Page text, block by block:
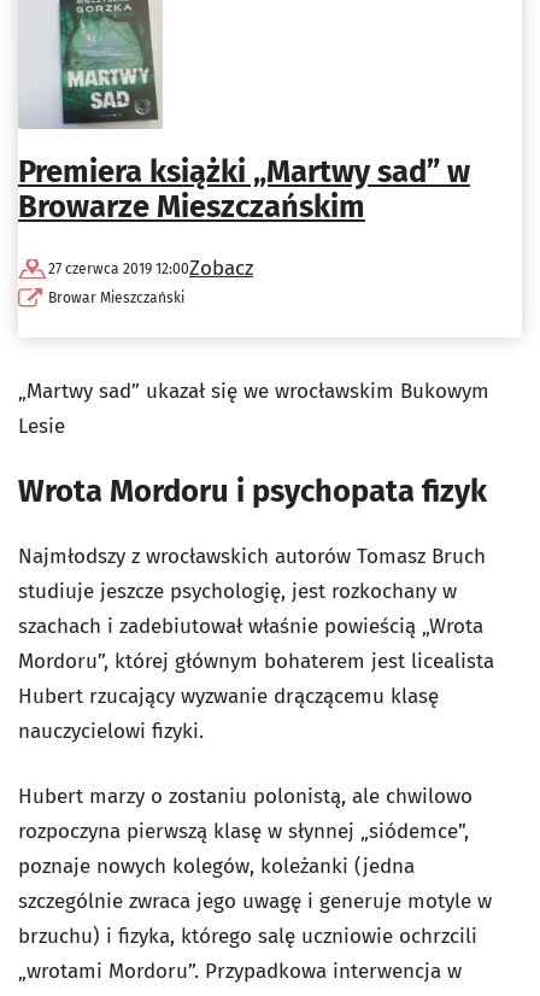
Premiera książki „Martwy sad” w
Browarze Mieszczańskim
27 czerwca 2019 12:00
Browar Mieszczański
Zobacz
„Martwy sad” ukazał się we wrocławskim Bukowym
Lesie
Wrota Mordoru i psychopata fizyk
Najmłodszy z wrocławskich autorów Tomasz Bruch
studiuje jeszcze psychologię, jest rozkochany w
szachach i zadebiutował właśnie powieścią „Wrota
Mordoru”, której głównym bohaterem jest licealista
Hubert rzucający wyzwanie drączącemu klasę
nauczycielowi fizyki.
Hubert marzy o zostaniu polonistą, ale chwilowo
rozpoczyna pierwszą klasę w słynnej „siódemce”,
poznaje nowych kolegów, koleżanki (jedna
szczególnie zwraca jego uwagę i generuje motyle w
brzuchu) i fizyka, którego salę uczniowie ochrzcili
„wrotami Mordoru”. Przypadkowa interwencja w